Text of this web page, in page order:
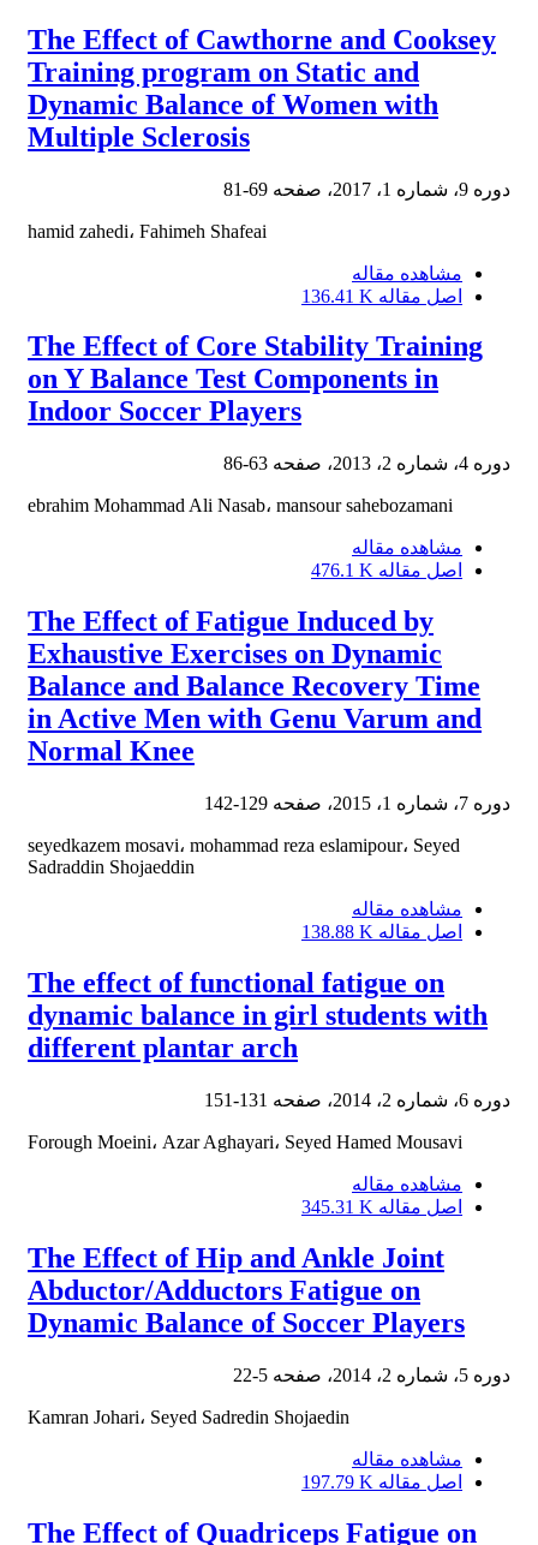
The Effect of Cawthorne and Cooksey
Training program on Static and
Dynamic Balance of Women with
Multiple Sclerosis
دوره 9، شماره 1، 2017، صفحه 69-81
hamid zahedi، Fahimeh Shafeai
مشاهده مقاله
اصل مقاله 136.41 K
The Effect of Core Stability Training
on Y Balance Test Components in
Indoor Soccer Players
دوره 4، شماره 2، 2013، صفحه 63-86
ebrahim Mohammad Ali Nasab، mansour sahebozamani
مشاهده مقاله
اصل مقاله 476.1 K
The Effect of Fatigue Induced by
Exhaustive Exercises on Dynamic
Balance and Balance Recovery Time
in Active Men with Genu Varum and
Normal Knee
دوره 7، شماره 1، 2015، صفحه 129-142
seyedkazem mosavi، mohammad reza eslamipour، Seyed
Sadraddin Shojaeddin
مشاهده مقاله
اصل مقاله 138.88 K
The effect of functional fatigue on
dynamic balance in girl students with
different plantar arch
دوره 6، شماره 2، 2014، صفحه 131-151
Forough Moeini، Azar Aghayari، Seyed Hamed Mousavi
مشاهده مقاله
اصل مقاله 345.31 K
The Effect of Hip and Ankle Joint
Abductor/Adductors Fatigue on
Dynamic Balance of Soccer Players
دوره 5، شماره 2، 2014، صفحه 5-22
Kamran Johari، Seyed Sadredin Shojaedin
مشاهده مقاله
اصل مقاله 197.79 K
The Effect of Quadriceps Fatigue on